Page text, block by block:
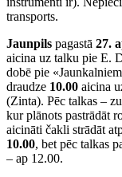
transports.
Jaunpils pagastā 27.
aicina uz talku pie E.
dobē pie
draudze 10.00 aicina
(Zinta). Pēc talkas –
kur plānots pastrādāt
aicināti čakli strādāt
10.00, bet pēc talkas
– ap 12.00.